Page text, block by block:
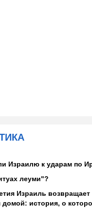
Израилю к ударам по
леуми"?
Израиль
домой: история, о